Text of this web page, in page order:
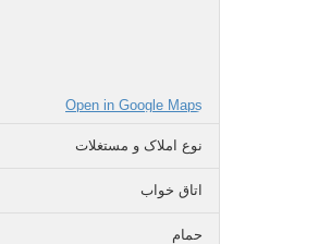
Open in Google Maps
نوع املاک و مستغلات
اتاق خواب
حمام